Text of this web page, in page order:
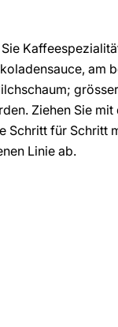
am
Ziehen Sie
Schritt für Schritt
Linie ab.